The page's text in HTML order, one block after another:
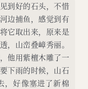
到好的石头，不惜
边捕鱼，感觉到有
它取出来，原来是
，山峦叠嶂秀丽。
他用紫檀木雕了一
下雨的时候，山石
，好像塞进了新棉